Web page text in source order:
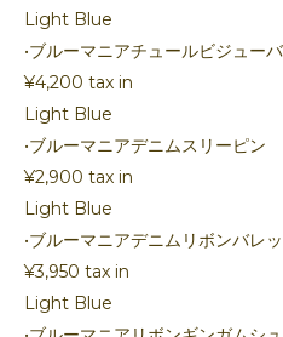
Light Blue
•ブルーマニアチュールビジュー
¥4,200 tax in
Light Blue
•ブルーマニアデニムスリーピン
¥2,900 tax in
Light Blue
•ブルーマニアデニムリボンバレ
¥3,950 tax in
Light Blue